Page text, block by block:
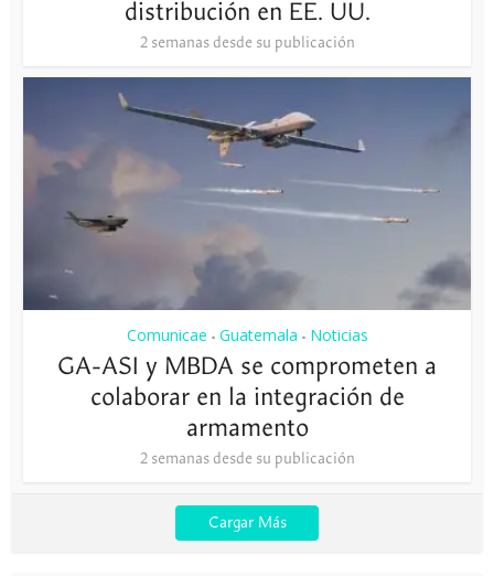
distribución en EE. UU.
2 semanas desde su publicación
Comunicae • Guatemala • Noticias
GA-ASI y MBDA se comprometen a
colaborar en la integración de
armamento
2 semanas desde su publicación
Cargar Más